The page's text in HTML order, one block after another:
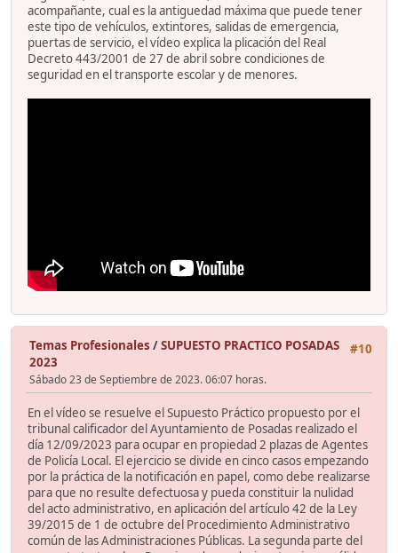
acompañante, cual es la antiguedad máxima que puede tener
este tipo de vehículos, extintores, salidas de emergencia,
puertas de servicio, el vídeo explica la plicación del Real
Decreto 443/2001 de 27 de abril sobre condiciones de
seguridad en el transporte escolar y de menores.
#10
Temas Profesionales /SUPUESTO PRACTICO POSADAS
2023
Sábado 23 de Septiembre de 2023. 06:07 horas.
En el vídeo se resuelve el Supuesto Práctico propuesto por el
tribunal calificador del Ayuntamiento de Posadas realizado el
día 12/09/2023 para ocupar en propiedad 2 plazas de Agentes
de Policía Local. El ejercicio se divide en cinco casos empezando
por la práctica de la notificación en papel, como debe realizarse
para que no resulte defectuosa y pueda constituir la nulidad
del acto administrativo, en aplicación del artículo 42 de la Ley
39/2015 de 1 de octubre del Procedimiento Administrativo
común de las Administraciones Públicas. La segunda parte del